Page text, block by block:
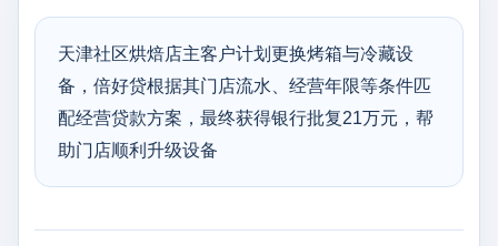
天津社区烘焙店主客户计划更换烤箱与冷藏设
备，倍好贷根据其门店流水、经营年限等条件匹
配经营贷款方案，最终获得银行批复21万元，帮
助门店顺利升级设备